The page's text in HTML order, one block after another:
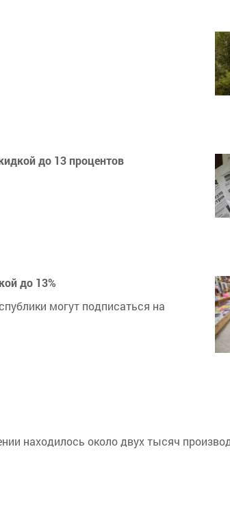
до 13 процентов
до 13%
могут подписаться на
находилось около двух тысяч